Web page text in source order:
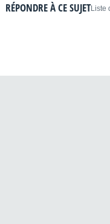
RÉPONDRE À CE SUJET